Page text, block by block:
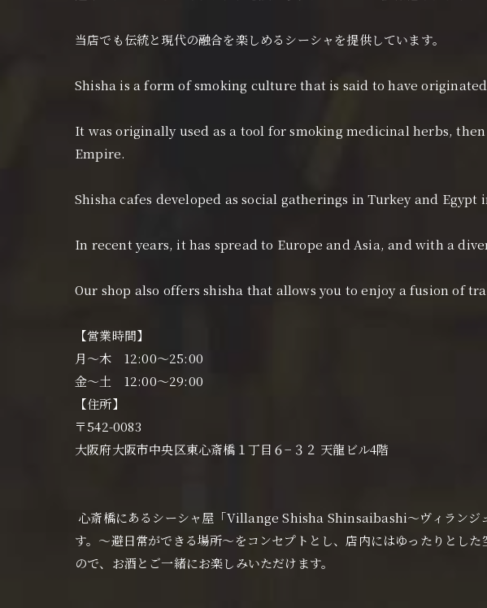
当店でも伝統と現代の融合を楽しめるシーシャを提供しています。
Shisha is a form of smoking culture that is said to have
It was originally used as a tool for smoking medicinal herbs,
Empire.
Shisha cafes developed as social gatherings in Turkey and
In recent years, it has spread to Europe and Asia, and with a
Our shop also offers shisha that allows you to enjoy a fusion of
【営業時間】
月〜木 12:00〜25:00
金〜土 12:00〜29:00
【住所】
〒542-0083
大阪府大阪市中央区東心斎橋１丁目６−３２ 天龍ビル4階
心斎橋にあるシーシャ屋「Villange Shisha Shinsaibashi〜ヴィランジ
す。〜避日常ができる場所〜をコンセプトとし、店内にはゆったりとし
ので、お酒とご一緒にお楽しみいただけます。